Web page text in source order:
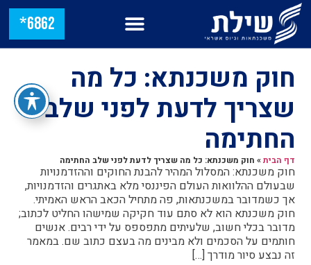
6862*
חוק משכנתא: כל מה
שצריך לדעת לפני שלב
החתימה
דף הבית» חוק משכנתא: כל מה שצריך לדעת לפני שלב החתימה
חוק משכנתא: המסלול המהיר להבנת החוקים וההזדמנויות
שבעולם ההלוואות העולם הפיננסי מלא באתגרים והזדמנויות,
אך כשמדובר במשכנתאות, פה מתחיל הכאב הראש האמיתי.
חוק משכנתא הוא לא סתם עוד חקיקה שמישהו החליט לכתוב;
מדובר בכלי חשוב, שלעיתים מתפספס על ידי רבים. אנשים
חותמים על הסכמים ולא מבינים מה בעצם כתוב שם. במאמר
זה נבצע סיור מודרך […]